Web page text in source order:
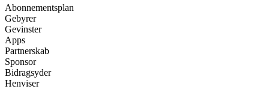
Abonnementsplan
Gebyrer
Gevinster
Apps
Partnerskab
Sponsor
Bidragsyder
Henviser